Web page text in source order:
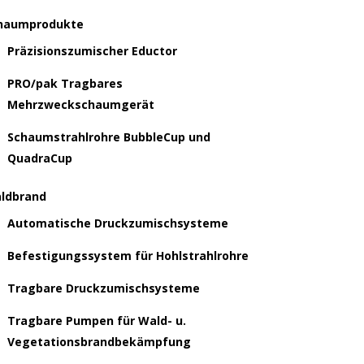
Präzisionszumischer Eductor
PRO/pak Tragbares
Mehrzweckschaumgerät
Schaumstrahlrohre BubbleCup und
QuadraCup
Automatische Druckzumischsysteme
Befestigungssystem für Hohlstrahlrohre
Tragbare Druckzumischsysteme
Tragbare Pumpen für Wald- u.
Vegetationsbrandbekämpfung